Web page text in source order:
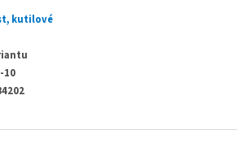
kutilové
10